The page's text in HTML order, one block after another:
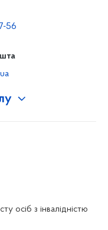
56
осіб з інвалідністю